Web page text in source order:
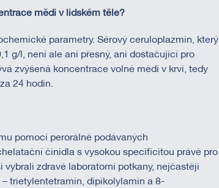
mědi v lidském těle?
parametry. Sérový ceruloplazmin, který
g/l, není ale ani přesný, ani dostačující pro
zvýšená koncentrace volné mědi v krvi, tedy
24 hodin.
pomocí perorálně podávaných
činidla s vysokou specificitou právě pro
zdravé laboratorní potkany, nejčastěji
trietylentetramin, dipikolylamin a 8-